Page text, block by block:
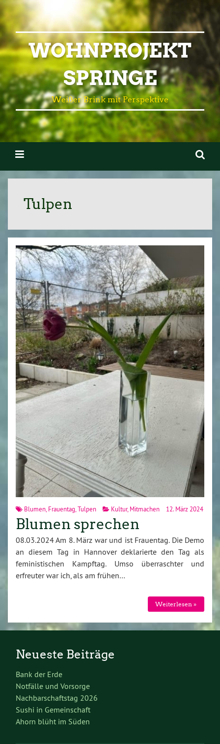
WOHNPROJEKT
SPRINGE
Weißer Brink mit Perspektive
Tulpen
Blumen Frauentag Tulpen Kultur, Mitmachen 12. März 2024
Blumen sprechen
08.03.2024 Am 8. März war und ist Frauentag. Die Demo
an diesem Tag in Hannover deklarierte den Tag als
feministischen Kampftag. Umso überraschter und
erfreuter war ich, als am frühen…
Weiterlesen »
Neueste Beiträge
Bank der Erde
Notfälle und Vorsorge
Nachbarschaftstag 2026
Sushi in Gemeinschaft
Ahorn blüht im Süden